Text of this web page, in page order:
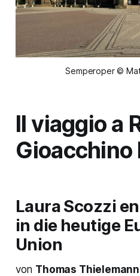
Semperoper ©
Il viaggio a
Gioacchino
Laura Scozzi
in die heutige
Union
von Thomas Thielemann